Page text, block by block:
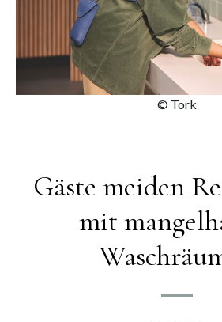
© Tork
Gäste meiden
mit